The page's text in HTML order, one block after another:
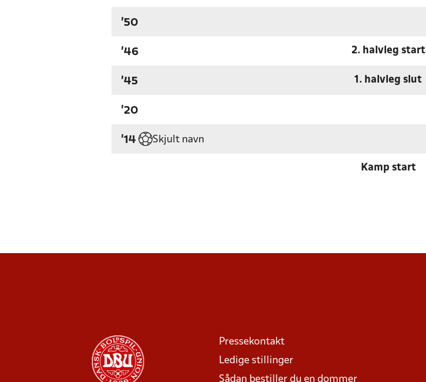
'50
'46 2. halvleg start
'45 1. halvleg slut
'20
'14 Skjult navn
Kamp start
Pressekontakt
Ledige stillinger
Sådan bestiller du en dommer